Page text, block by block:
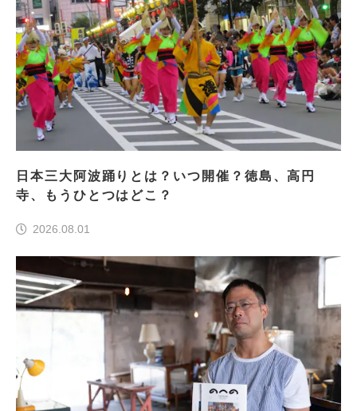
日本三大阿波踊りとは？いつ開催？徳島、高円
寺、もうひとつはどこ？
2026.08.01